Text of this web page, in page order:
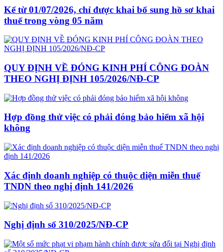
Kể từ 01/07/2026, chỉ được khai bổ sung hồ sơ khai
thuế trong vòng 05 năm
QUY ĐỊNH VỀ ĐÓNG KINH PHÍ CÔNG ĐOÀN
THEO NGHỊ ĐỊNH 105/2026/NĐ-CP
Hợp đồng thử việc có phải đóng bảo hiểm xã hội
không
Xác định doanh nghiệp có thuộc diện miễn thuế
TNDN theo nghị định 141/2026
Nghị định số 310/2025/NĐ-CP